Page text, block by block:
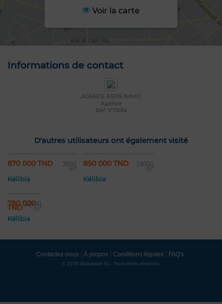
Voir la carte
Informations de contact
AGENCE ASPIS IMMO
Agence
Réf: VT1034
D'autres utilisateurs ont également visité
870 000 TND 3500
m²
Kélibia
850 000 TND 14000
m²
Kélibia
780 000
TND32500
m²
Kélibia
Contactez-nous À propos Conditions légales FAQ's
© 2026 Mubawab SL. Tous droits réservés.